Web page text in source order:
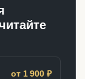
от 1 900 ₽